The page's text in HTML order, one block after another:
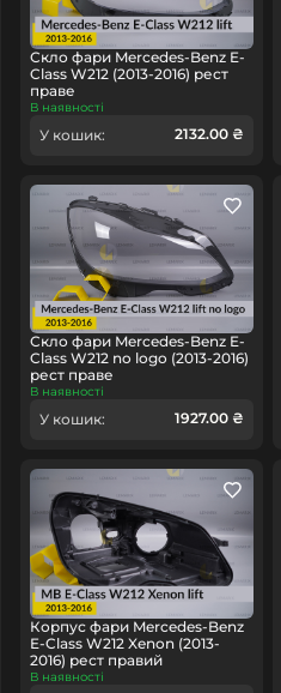
Скло фари Mercedes-Benz E-
Class W212 (2013-2016) рест
праве
В наявності
У кошик: 2132.00 ₴
Скло фари Mercedes-Benz E-
Class W212 no logo (2013-2016)
рест праве
В наявності
У кошик: 1927.00 ₴
Корпус фари Mercedes-Benz
E-Class W212 Xenon (2013-
2016) рест правий
В наявності